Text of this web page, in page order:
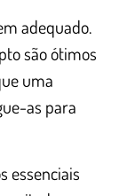
adequado.
são ótimos
uma
as para
essenciais